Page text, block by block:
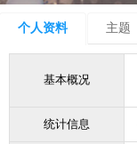
个人资料 主题
基本概况
统计信息